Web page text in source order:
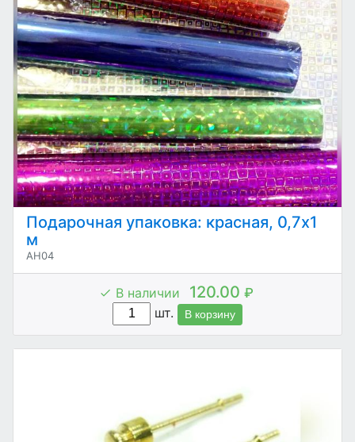
Подарочная упаковка: красная, 0,7х1
м
AH04
В наличии 120.00 ₽
шт.
В корзину